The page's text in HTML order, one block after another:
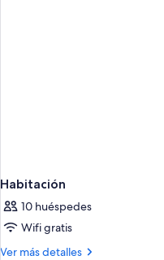
Habitación
10 huéspedes
Wifi gratis
Ver más detalles
Más